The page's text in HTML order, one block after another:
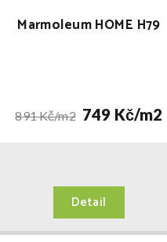
Marmoleum HOME H79
891 Kč/m2 749 Kč/m2
Detail